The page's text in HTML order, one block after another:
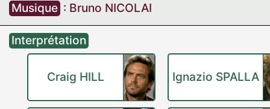
Musique : Bruno NICOLAI
Interprétation
Craig HILL Ignazio SPALLA